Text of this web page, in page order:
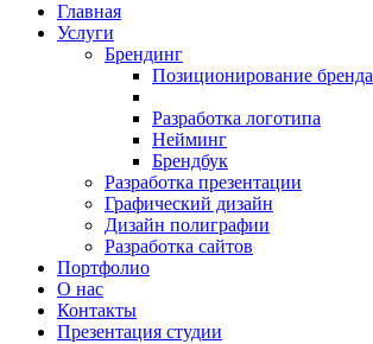
Главная
Услуги
Брендинг
Позиционирование бренда
Разработка логотипа
Нейминг
Брендбук
Разработка презентации
Графический дизайн
Дизайн полиграфии
Разработка сайтов
Портфолио
О нас
Контакты
Презентация студии